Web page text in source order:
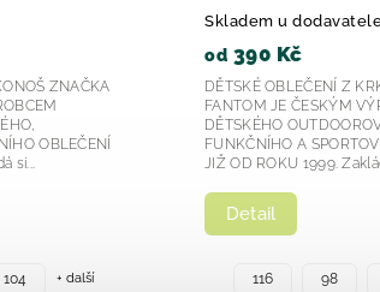
Skladem u dodavatele
DĚTSKÉ OBLEČENÍ Z KRKONOŠ ZNAČKA
FANTOM JE ČESKÝM VÝROBCEM
DĚTSKÉHO OUTDOOROVÉHO,
FUNKČNÍHO A SPORTOVNÍHO OBLEČENÍ
JIŽ OD ROKU 1999. Zakládá si...
104 + další